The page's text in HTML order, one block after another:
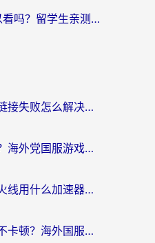
央视影音VIP海外可以看吗？留学生亲测有效的回国加速器选择指南
女神星球海外服务器链接失败怎么解决？海外党国服游戏加速避坑指南
日本怎么玩君临传奇？海外党国服游戏加速避坑指南（附菲律宾欧洲玩家实测）
海外党必看：打穿越火线用什么加速器？解决延迟卡顿，还能玩奇妙拼图世界和第五人格
波兰怎么玩无悔华夏不卡顿？海外国服游戏加速器终极指南（附征途2萤火突击解决方案）